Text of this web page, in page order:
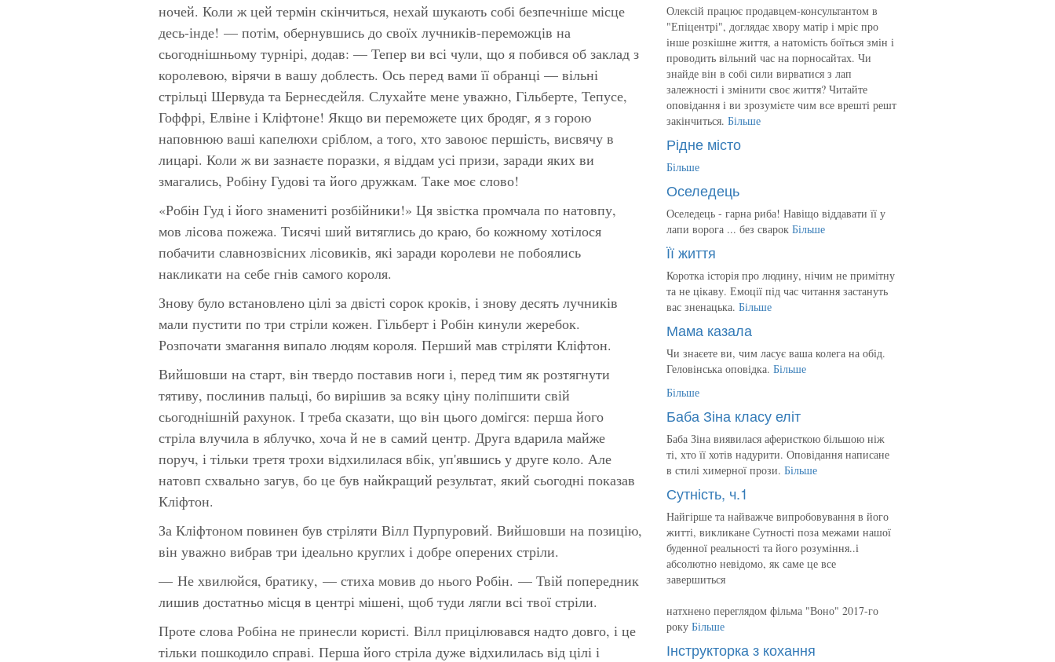
ночей. Коли ж цей термін скінчиться, нехай шукають собі безпечніше місце
десь-інде! — потім, обернувшись до своїх лучників-переможців на
сьогоднішньому турнірі, додав: — Тепер ви всі чули, що я побився об заклад з
королевою, вірячи в вашу доблесть. Ось перед вами її обранці — вільні
стрільці Шервуда та Бернесдейля. Слухайте мене уважно, Гільберте, Тепусе,
Гоффрі, Елвіне і Кліфтоне! Якщо ви переможете цих бродяг, я з горою
наповнюю ваші капелюхи сріблом, а того, хто завоює першість, висвячу в
лицарі. Коли ж ви зазнаєте поразки, я віддам усі призи, заради яких ви
змагались, Робіну Гудові та його дружкам. Таке моє слово!
«Робін Гуд і його знамениті розбійники!» Ця звістка промчала по натовпу,
мов лісова пожежа. Тисячі ший витяглись до краю, бо кожному хотілося
побачити славнозвісних лісовиків, які заради королеви не побоялись
накликати на себе гнів самого короля.
Знову було встановлено цілі за двісті сорок кроків, і знову десять лучників
мали пустити по три стріли кожен. Гільберт і Робін кинули жеребок.
Розпочати змагання випало людям короля. Перший мав стріляти Кліфтон.
Вийшовши на старт, він твердо поставив ноги і, перед тим як розтягнути
тятиву, послинив пальці, бо вирішив за всяку ціну поліпшити свій
сьогоднішній рахунок. І треба сказати, що він цього домігся: перша його
стріла влучила в яблучко, хоча й не в самий центр. Друга вдарила майже
поруч, і тільки третя трохи відхилилася вбік, уп'явшись у друге коло. Але
натовп схвально загув, бо це був найкращий результат, який сьогодні показав
Кліфтон.
За Кліфтоном повинен був стріляти Вілл Пурпуровий. Вийшовши на позицію,
він уважно вибрав три ідеально круглих і добре оперених стріли.
— Не хвилюйся, братику, — стиха мовив до нього Робін. — Твій попередник
лишив достатньо місця в центрі мішені, щоб туди лягли всі твої стріли.
Проте слова Робіна не принесли користі. Вілл прицілювався надто довго, і це
тільки пошкодило справі. Перша його стріла дуже відхилилась від цілі і
Олексій працює продавцем-консультантом в
"Епіцентрі", доглядає хвору матір і мріє про
інше розкішне життя, а натомість боїться змін і
проводить вільний час на порносайтах. Чи
знайде він в собі сили вирватися з лап
залежності і змінити своє життя? Читайте
оповідання і ви зрозумієте чим все врешті решт
закінчиться. Більше
Рідне місто
Більше
Оселедець
Оселедець - гарна риба! Навіщо віддавати її у
лапи ворога ... без сварок Більше
Її життя
Коротка історія про людину, нічим не примітну
та не цікаву. Емоції під час читання застануть
вас зненацька. Більше
Мама казала
Чи знаєете ви, чим ласує ваша колега на обід.
Геловінська оповідка. Більше
Більше
Баба Зіна класу еліт
Баба Зіна виявилася аферисткою більшою ніж
ті, хто її хотів надурити. Оповідання написане
в стилі химерної прози. Більше
Сутність, ч.1
Найгірше та найважче випробовування в його
житті, викликане Сутності поза межами нашої
буденної реальності та його розуміння..і
абсолютно невідомо, як саме це все
завершиться
натхнено переглядом фільма "Воно" 2017-го
року Більше
Інструкторка з кохання